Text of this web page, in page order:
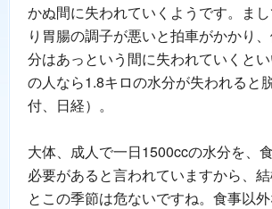
かぬ間に失われていくようです。ま
り胃腸の調子が悪いと拍車がかかり
分はあっという間に失われていくと
の人なら1.8キロの水分が失われると
付、日経）。
大体、成人で一日1500ccの水分を、
必要があると言われていますから、
とこの季節は危ないですね。食事以外